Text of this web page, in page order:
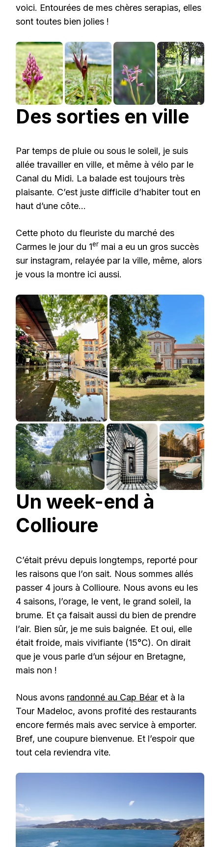
voici. Entourées de mes chères serapias, elles
sont toutes bien jolies !
Des sorties en ville
Par temps de pluie ou sous le soleil, je suis
allée travailler en ville, et même à vélo par le
Canal du Midi. La balade est toujours très
plaisante. C’est juste difficile d’habiter tout en
haut d’une côte…
Cette photo du fleuriste du marché des
Carmes le jour du 1er mai a eu un gros succès
sur instagram, relayée par la ville, même, alors
je vous la montre ici aussi.
Un week-end à
Collioure
C’était prévu depuis longtemps, reporté pour
les raisons que l’on sait. Nous sommes allés
passer 4 jours à Collioure. Nous avons eu les
4 saisons, l’orage, le vent, le grand soleil, la
brume. Et ça faisait aussi du bien de prendre
l’air. Bien sûr, je me suis baignée. Et oui, elle
était froide, mais vivifiante (15°C). On dirait
que je vous parle d’un séjour en Bretagne,
mais non !
Nous avons randonné au Cap Béar et à la
Tour Madeloc, avons profité des restaurants
encore fermés mais avec service à emporter.
Bref, une coupure bienvenue. Et l’espoir que
tout cela reviendra vite.